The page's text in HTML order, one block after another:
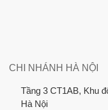
CHI NHÁNH HÀ NỘI
Tầng 3 CT1AB, Khu
Hà Nội